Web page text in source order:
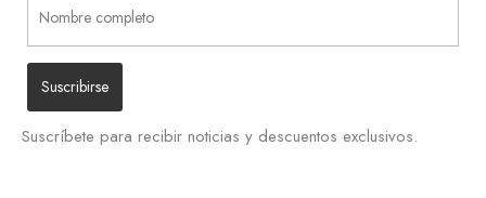
Suscríbete para recibir noticias y descuentos exclusivos.